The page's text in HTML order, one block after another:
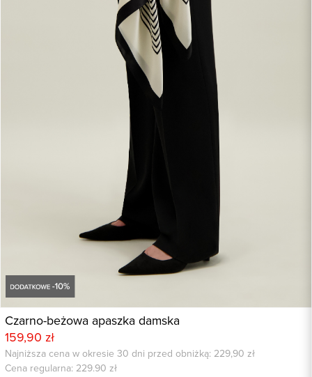
Czarno-beżowa apaszka damska
159,90 zł
Najniższa cena w okresie 30 dni przed obniżką: 229,90 zł
Cena regularna: 229.90 zł